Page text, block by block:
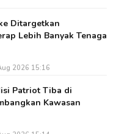
Ditargetkan
Lebih Banyak Tenaga
2026 15:16
Patriot Tiba di
Kawasan